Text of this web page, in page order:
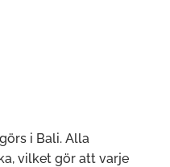
i Bali. Alla
vilket gör att varje